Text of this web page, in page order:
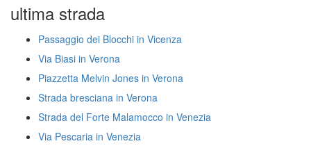
ultima strada
Passaggio dei Blocchi in Vicenza
Via Biasi in Verona
Piazzetta Melvin Jones in Verona
Strada bresciana in Verona
Strada del Forte Malamocco in Venezia
Via Pescaria in Venezia